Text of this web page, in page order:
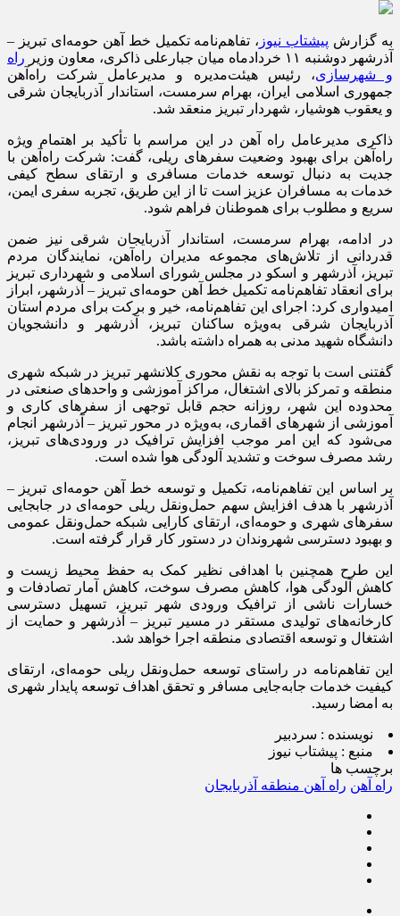
به گزارش پیشتاب نیوز ، تفاهم‌نامه تکمیل خط آهن حومه‌ای تبریز –
آذرشهر دوشنبه ۱۱ خردادماه میان جبارعلی ذاکری، معاون وزیر
راه
و شهرسازی، رئیس هیئت‌مدیره و مدیرعامل شرکت راه‌آهن
جمهوری اسلامی ایران، بهرام سرمست، استاندار آذربایجان شرقی
و یعقوب هوشیار، شهردار تبریز منعقد شد.
ذاکری مدیرعامل راه آهن در این مراسم با تأکید بر اهتمام ویژه
راه‌آهن برای بهبود وضعیت سفرهای ریلی، گفت: شرکت راه‌آهن با
جدیت به دنبال توسعه خدمات مسافری و ارتقای سطح کیفی
خدمات به مسافران عزیز است تا از این طریق، تجربه سفری ایمن،
سریع و مطلوب برای هموطنان فراهم شود.
در ادامه، بهرام سرمست، استاندار آذربایجان شرقی نیز ضمن
قدردانی از تلاش‌های مجموعه مدیران راه‌آهن، نمایندگان مردم
تبریز، آذرشهر و اسکو در مجلس شورای اسلامی و شهرداری تبریز
برای انعقاد تفاهم‌نامه تکمیل خط آهن حومه‌ای تبریز – آذرشهر، ابراز
امیدواری کرد: اجرای این تفاهم‌نامه، خیر و برکت برای مردم استان
آذربایجان شرقی به‌ویژه ساکنان تبریز، آذرشهر و دانشجویان
دانشگاه شهید مدنی به همراه داشته باشد.
گفتنی است با توجه به نقش محوری کلانشهر تبریز در شبکه شهری
منطقه و تمرکز بالای اشتغال، مراکز آموزشی و واحدهای صنعتی در
محدوده این شهر، روزانه حجم قابل توجهی از سفرهای کاری و
آموزشی از شهرهای اقماری، به‌ویژه در محور تبریز – آذرشهر انجام
می‌شود که این امر موجب افزایش ترافیک در ورودی‌های تبریز،
رشد مصرف سوخت و تشدید آلودگی هوا شده است.
بر اساس این تفاهم‌نامه، تکمیل و توسعه خط آهن حومه‌ای تبریز –
آذرشهر با هدف افزایش سهم حمل‌ونقل ریلی حومه‌ای در جابجایی
سفرهای شهری و حومه‌ای، ارتقای کارایی شبکه حمل‌ونقل عمومی
و بهبود دسترسی شهروندان در دستور کار قرار گرفته است.
این طرح همچنین با اهدافی نظیر کمک به حفظ محیط زیست و
کاهش آلودگی هوا، کاهش مصرف سوخت، کاهش آمار تصادفات و
خسارات ناشی از ترافیک ورودی شهر تبریز، تسهیل دسترسی
کارخانه‌های تولیدی مستقر در مسیر تبریز – آذرشهر و حمایت از
اشتغال و توسعه اقتصادی منطقه اجرا خواهد شد.
این تفاهم‌نامه در راستای توسعه حمل‌ونقل ریلی حومه‌ای، ارتقای
کیفیت خدمات جابه‌جایی مسافر و تحقق اهداف توسعه پایدار شهری
به امضا رسید.
نویسنده : سردبیر
منبع : پیشتاب نیوز
برچسب ها
راه آهن راه آهن منطقه آذربایجان